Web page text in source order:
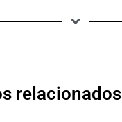
relacionados